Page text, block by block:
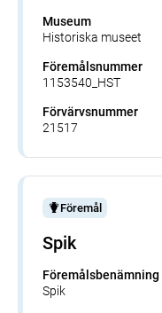
Museum
Historiska museet
Föremålsnummer
1153540_HST
Förvärvsnummer
21517
Föremål
Spik
Föremålsbenämning
Spik